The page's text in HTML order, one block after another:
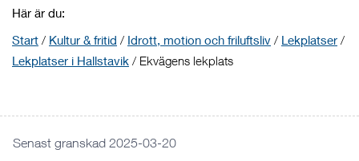
Här är du:
Start / Kultur & fritid / Idrott, motion och friluftsliv / Lekplatser /
Lekplatser i Hallstavik / Ekvägens lekplats
Senast granskad 2025-03-20